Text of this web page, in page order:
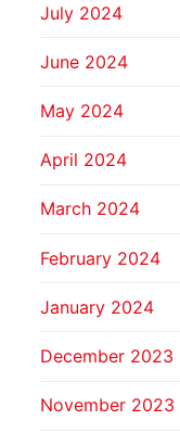
July 2024
June 2024
May 2024
April 2024
March 2024
February 2024
January 2024
December 2023
November 2023